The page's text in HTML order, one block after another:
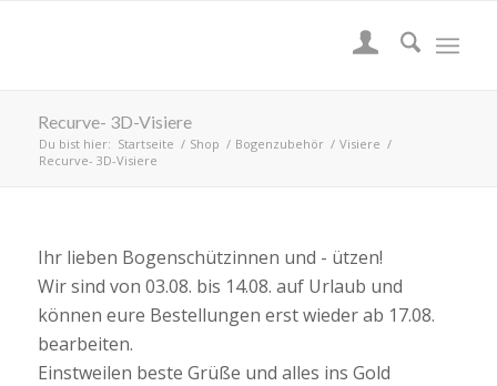
Recurve- 3D-Visiere
Du bist hier: Startseite / Shop / Bogenzubehör / Visiere /
Recurve- 3D-Visiere
Ihr lieben Bogenschützinnen und - ützen!
Wir sind von 03.08. bis 14.08. auf Urlaub und
können eure Bestellungen erst wieder ab 17.08.
bearbeiten.
Einstweilen beste Grüße und alles ins Gold